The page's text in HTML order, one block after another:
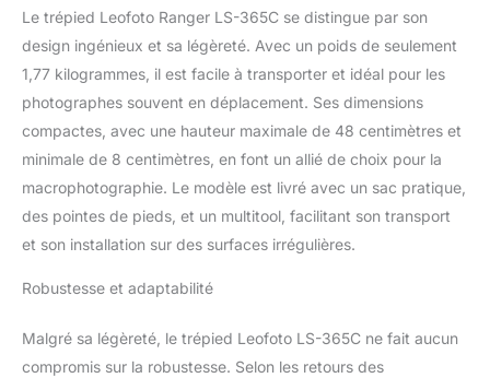
Le trépied Leofoto Ranger LS-365C se distingue par son
design ingénieux et sa légèreté. Avec un poids de seulement
1,77 kilogrammes, il est facile à transporter et idéal pour les
photographes souvent en déplacement. Ses dimensions
compactes, avec une hauteur maximale de 48 centimètres et
minimale de 8 centimètres, en font un allié de choix pour la
macrophotographie. Le modèle est livré avec un sac pratique,
des pointes de pieds, et un multitool, facilitant son transport
et son installation sur des surfaces irrégulières.
Robustesse et adaptabilité
Malgré sa légèreté, le trépied Leofoto LS-365C ne fait aucun
compromis sur la robustesse. Selon les retours des